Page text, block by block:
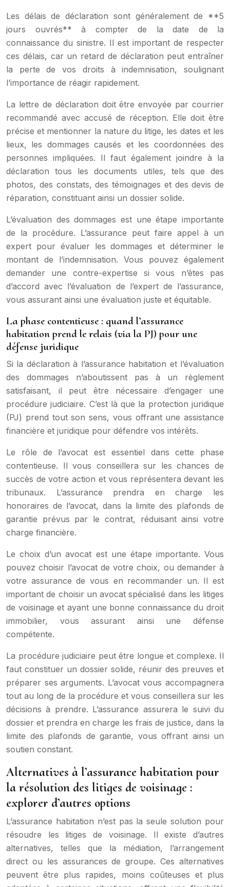
Les délais de déclaration sont généralement de **5
jours ouvrés** à compter de la date de la
connaissance du sinistre. Il est important de respecter
ces délais, car un retard de déclaration peut entraîner
la perte de vos droits à indemnisation, soulignant
l’importance de réagir rapidement.
La lettre de déclaration doit être envoyée par courrier
recommandé avec accusé de réception. Elle doit être
précise et mentionner la nature du litige, les dates et les
lieux, les dommages causés et les coordonnées des
personnes impliquées. Il faut également joindre à la
déclaration tous les documents utiles, tels que des
photos, des constats, des témoignages et des devis de
réparation, constituant ainsi un dossier solide.
L’évaluation des dommages est une étape importante
de la procédure. L’assurance peut faire appel à un
expert pour évaluer les dommages et déterminer le
montant de l’indemnisation. Vous pouvez également
demander une contre-expertise si vous n’êtes pas
d’accord avec l’évaluation de l’expert de l’assurance,
vous assurant ainsi une évaluation juste et équitable.
La phase contentieuse : quand l’assurance
habitation prend le relais (via la PJ) pour une
défense juridique
Si la déclaration à l’assurance habitation et l’évaluation
des dommages n’aboutissent pas à un règlement
satisfaisant, il peut être nécessaire d’engager une
procédure judiciaire. C’est là que la protection juridique
(PJ) prend tout son sens, vous offrant une assistance
financière et juridique pour défendre vos intérêts.
Le rôle de l’avocat est essentiel dans cette phase
contentieuse. Il vous conseillera sur les chances de
succès de votre action et vous représentera devant les
tribunaux. L’assurance prendra en charge les
honoraires de l’avocat, dans la limite des plafonds de
garantie prévus par le contrat, réduisant ainsi votre
charge financière.
Le choix d’un avocat est une étape importante. Vous
pouvez choisir l’avocat de votre choix, ou demander à
votre assurance de vous en recommander un. Il est
important de choisir un avocat spécialisé dans les litiges
de voisinage et ayant une bonne connaissance du droit
immobilier, vous assurant ainsi une défense
compétente.
La procédure judiciaire peut être longue et complexe. Il
faut constituer un dossier solide, réunir des preuves et
préparer ses arguments. L’avocat vous accompagnera
tout au long de la procédure et vous conseillera sur les
décisions à prendre. L’assurance assurera le suivi du
dossier et prendra en charge les frais de justice, dans la
limite des plafonds de garantie, vous offrant ainsi un
soutien constant.
Alternatives à l’assurance habitation pour
la résolution des litiges de voisinage :
explorer d’autres options
L’assurance habitation n’est pas la seule solution pour
résoudre les litiges de voisinage. Il existe d’autres
alternatives, telles que la médiation, l’arrangement
direct ou les assurances de groupe. Ces alternatives
peuvent être plus rapides, moins coûteuses et plus